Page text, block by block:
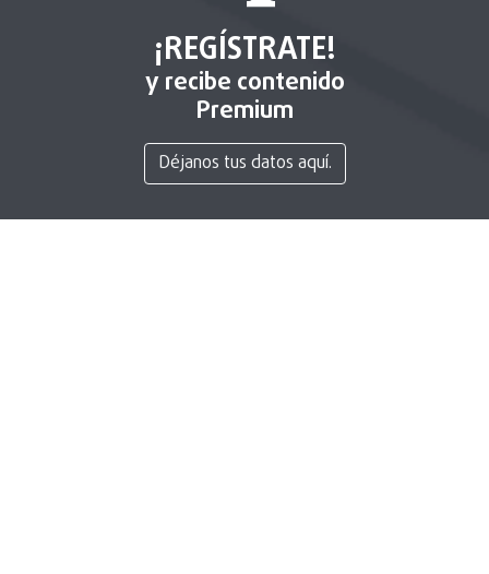
¡REGÍSTRATE!
y recibe contenido
Premium
Déjanos tus datos aquí.